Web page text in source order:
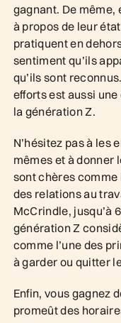
gagnant. De même,
à propos de leur
pratiquent en
sentiment qu’ils
qu’ils sont
efforts est aussi
la génération Z.
N’hésitez pas à les
mêmes et à donner
sont chères comme
des relations au
McCrindle, jusqu’à
génération Z
comme l’une des
à garder ou quitter
Enfin, vous gagnez
promeût des